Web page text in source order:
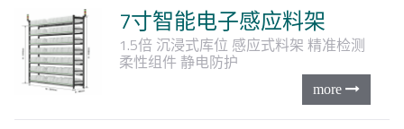
7寸智能电子感应料架
1.5倍 沉浸式库位 感应式料架 精准检测
柔性组件 静电防护